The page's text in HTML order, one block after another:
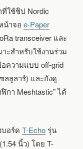
PAPER
ขนาด
ที่
ใช้
NRF52840
พร้อม
โมดูล
GPS
ที่ใช้ชิป Nordic
น้าจอ e-Paper
transceiver และ
ะสำหรับใช้งานร่วม
ความแบบ off-grid
ลลูลาร์) และยังดู
กา Meshtastic” ได้
บอร์ด T-Echo รุ่น
นิ้ว) โดย T-